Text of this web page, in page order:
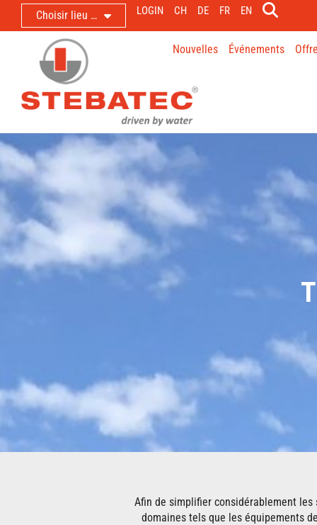
Choisir lieu … LOGIN CH DE FR EN
Nouvelles Événements
Afin de simplifier considérablement
domaines tels que les équipements